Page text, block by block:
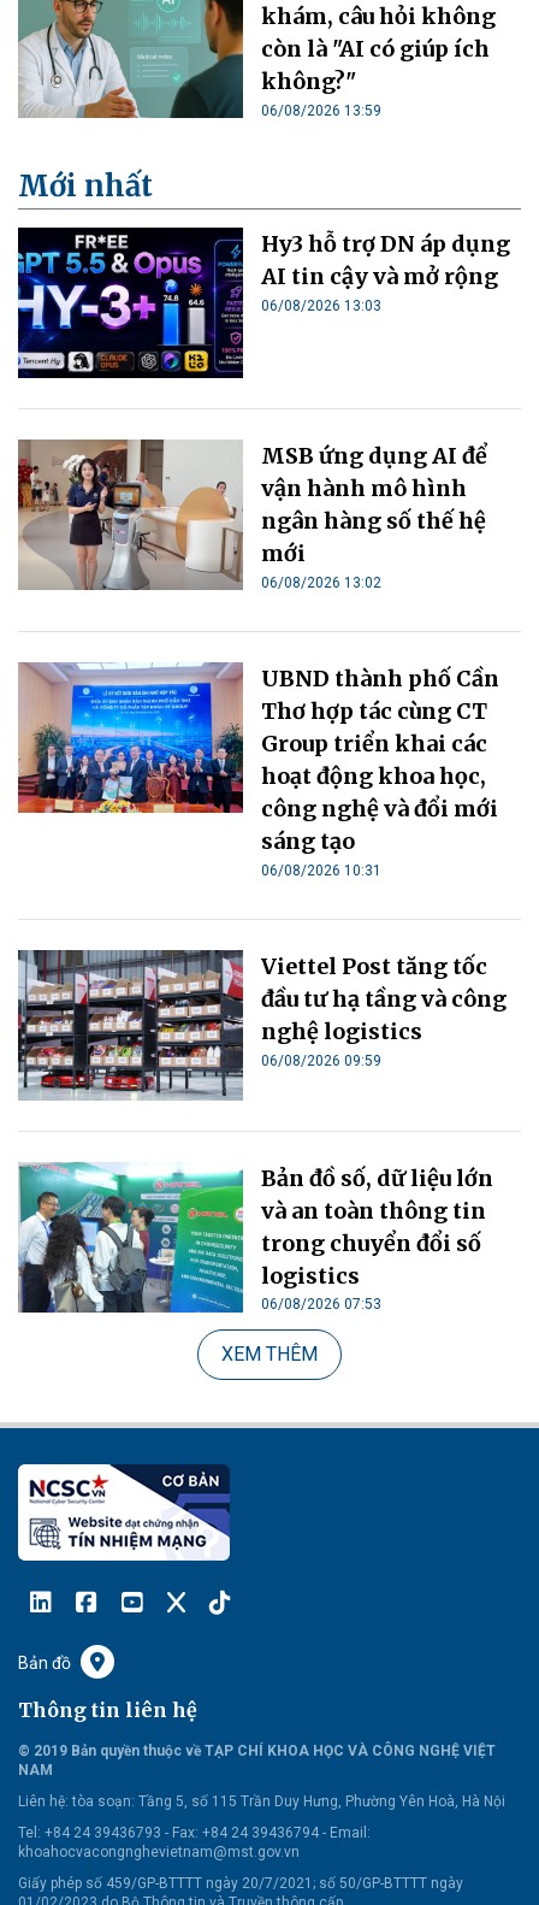
khám, câu hỏi không
còn là "AI có giúp ích
không?"
06/08/2026 13:59
Mới nhất
Hy3 hỗ trợ DN áp dụng
AI tin cậy và mở rộng
06/08/2026 13:03
MSB ứng dụng AI để
vận hành mô hình
ngân hàng số thế hệ
mới
06/08/2026 13:02
UBND thành phố Cần
Thơ hợp tác cùng CT
Group triển khai các
hoạt động khoa học,
công nghệ và đổi mới
sáng tạo
06/08/2026 10:31
Viettel Post tăng tốc
đầu tư hạ tầng và công
nghệ logistics
06/08/2026 09:59
Bản đồ số, dữ liệu lớn
và an toàn thông tin
trong chuyển đổi số
logistics
06/08/2026 07:53
XEM THÊM
Bản đồ
Thông tin liên hệ
© 2019 Bản quyền thuộc về TẠP CHÍ KHOA HỌC VÀ CÔNG NGHỆ VIỆT
NAM
Liên hệ: tòa soạn: Tầng 5, số 115 Trần Duy Hưng, Phường Yên Hoà, Hà Nội
Tel: +84 24 39436793 - Fax: +84 24 39436794 - Email:
khoahocvacongnghevietnam@mst.gov.vn
Giấy phép số 459/GP-BTTTT ngày 20/7/2021; số 50/GP-BTTTT ngày